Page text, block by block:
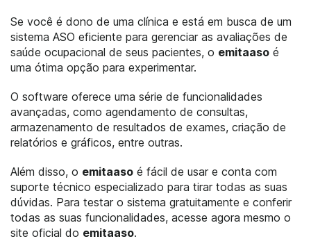
Se você é dono de uma clínica e está em busca de um
sistema ASO eficiente para gerenciar as avaliações de
saúde ocupacional de seus pacientes, o emitaaso é
uma ótima opção para experimentar.
O software oferece uma série de funcionalidades
avançadas, como agendamento de consultas,
armazenamento de resultados de exames, criação de
relatórios e gráficos, entre outras.
Além disso, o emitaaso é fácil de usar e conta com
suporte técnico especializado para tirar todas as suas
dúvidas. Para testar o sistema gratuitamente e conferir
todas as suas funcionalidades, acesse agora mesmo o
site oficial do emitaaso.